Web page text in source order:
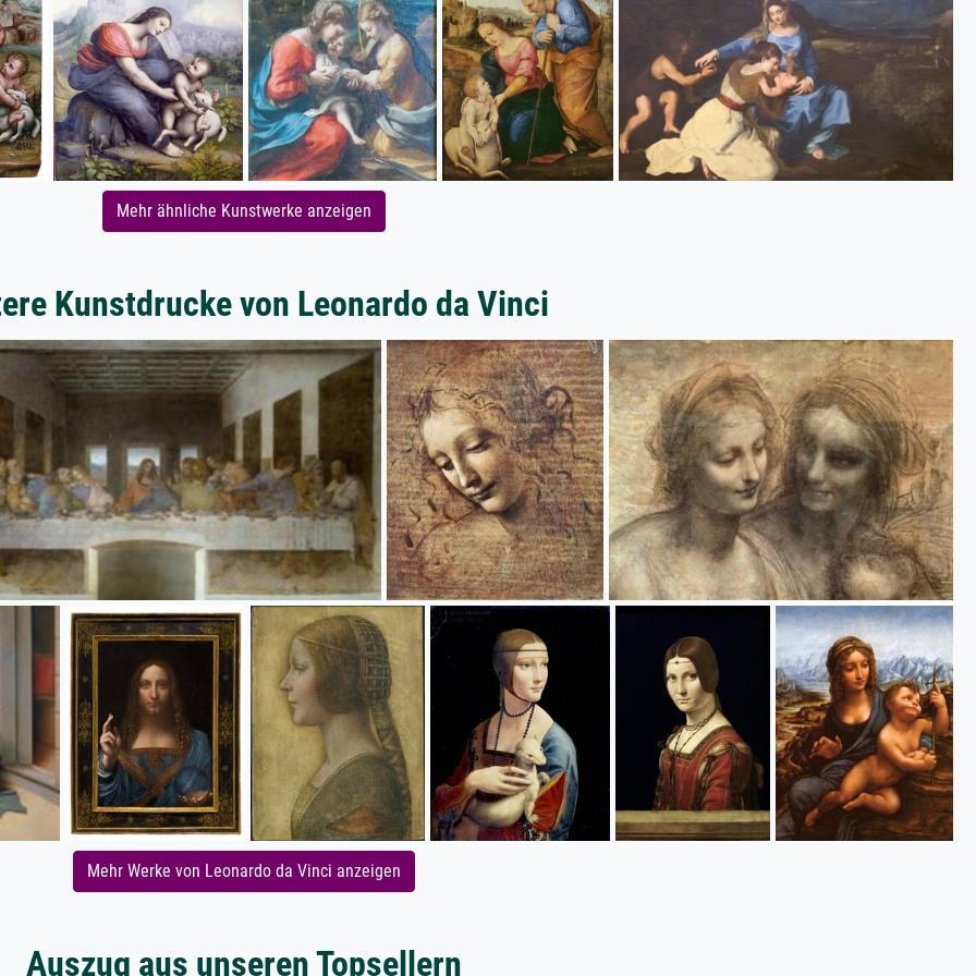
Mehr ähnliche Kunstwerke anzeigen
Kunstdrucke von Leonardo da Vinci
Mehr Werke von Leonardo da Vinci anzeigen
Auszug aus unseren Topsellern